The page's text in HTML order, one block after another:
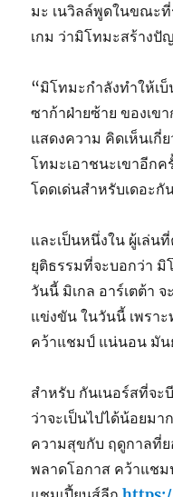
มะ เนวิลล์พูดในขณะที่
เกม ว่ามิโทมะสร้างปั
“มิโทมะกำลังทำให้เ
ซาก้าฝ่ายซ้าย ของเข
แสดงความ คิดเห็นเกี่
โทมะเอาชนะเขาอีกค
โดดเด่นสำหรับเดอะ
และเป็นหนึ่งใน ผู้เล่น
ยุติธรรมที่จะบอกว่า
วันนี้ มิเกล อาร์เตต้า
แข่งขัน ในวันนี้ เพรา
คว้าแชมป์ แน่นอน มัน
สำหรับ กันเนอร์สที่จะ
ว่าจะเป็นไปได้น้อยมา
ความสุขกับ ฤดูกาลที่ย
พลาดโอกาส คว้าแชม